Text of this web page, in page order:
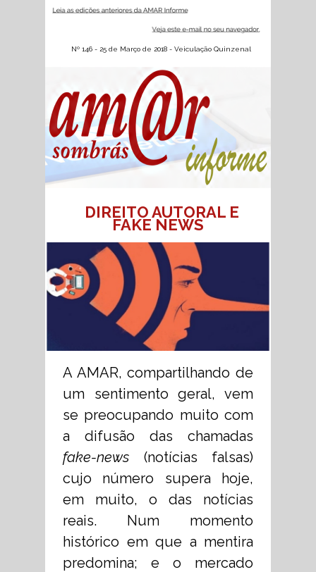
Nº 146 - 25 de Março de 2018 - Veiculação Quinzenal
DIREITO AUTORAL E
FAKE NEWS
A AMAR, compartilhando de
um sentimento geral, vem
se preocupando muito com
a difusão das chamadas
fake-news (notícias falsas)
cujo número supera hoje,
em muito, o das notícias
reais. Num momento
histórico em que a mentira
predomina; e o mercado